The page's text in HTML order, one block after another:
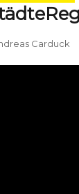
Carduck